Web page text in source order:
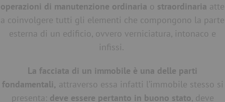
operazioni di manutenzione ordinaria o straordinaria atte
a coinvolgere tutti gli elementi che compongono la parte
esterna di un edificio, ovvero verniciatura, intonaco e
infissi.
La facciata di un immobile è una delle parti
fondamentali, attraverso essa infatti l’immobile stesso si
presenta: deve essere pertanto in buono stato, deve